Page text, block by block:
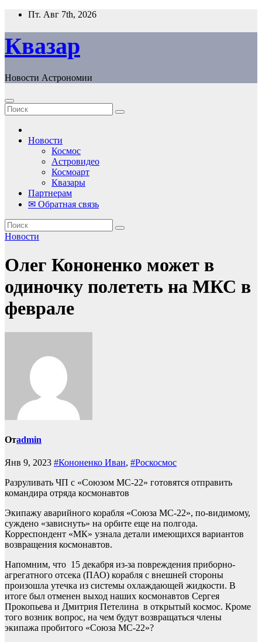
Перейти
содержанию
Пт. Авг 7th, 2026
Квазар
Новости Астрономии
Новости
Космос
Астровидео
Космоарт
Квазары
Партнерам
✉ Обратная связь
Новости
Олег Кононенко может в
одиночку полететь на МКС в
феврале
Отadmin
Янв 9, 2023 #Кононенко Иван, #Роскосмос
Разруливать ЧП с «Союзом МС-22» готовятся отправить
командира отряда космонавтов
Экипажу аварийного корабля «Союза МС-22», по-видимому,
суждено «зависнуть» на орбите еще на полгода.
Корреспондент «МК» узнала детали имеющихся вариантов
возвращения космонавтов.
Напомним, что 15 декабря из-за повреждения приборно-
агрегатного отсека (ПАО) корабля с внешней стороны
произошла утечка из системы охлаждающей жидкости. В
итоге был отменен выход наших космонавтов Сергея
Прокопьева и Дмитрия Петелина в открытый космос. Кроме
того возник вопрос, на чем будут возвращаться члены
экипажа пробитого «Союза МС-22»?